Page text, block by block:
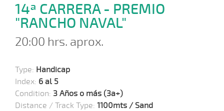
14ª CARRERA - PREMIO
"RANCHO NAVAL"
20:00 hrs. aprox.
Type: Handicap
Index: 6 al 5
Condition: 3 Años o más (3a+)
Distance / Track Type: 1100mts / Sand